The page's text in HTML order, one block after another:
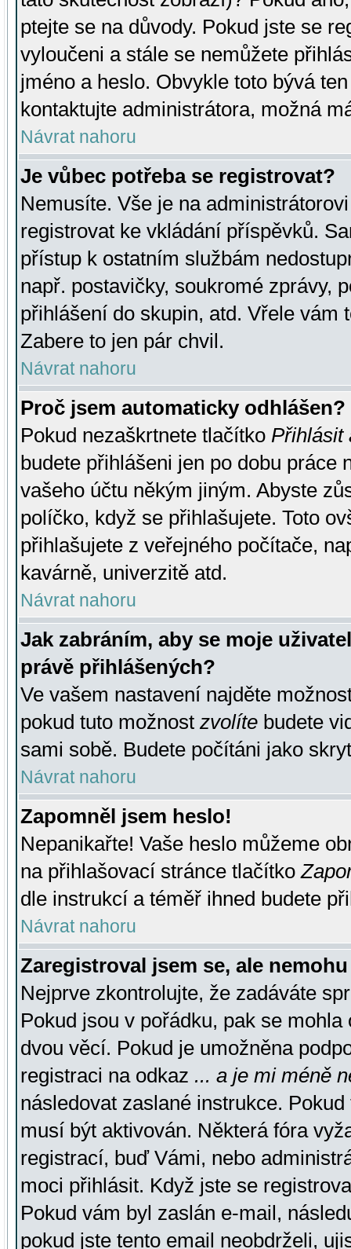
ptejte se na důvody. Pokud jste se
vyloučeni a stále se nemůžete
jméno a heslo. Obvykle toto bývá
kontaktujte administrátora, možná
Návrat nahoru
Je vůbec potřeba se registrovat?
Nemusíte. Vše je na
registrovat ke vkládání příspěvků.
přístup k ostatním službám
např. postavičky, soukromé zprávy,
přihlášení do skupin, atd. Vřele vám
Zabere to jen pár chvil.
Návrat nahoru
Proč jsem automaticky odhlášen?
Pokud nezaškrtnete tlačítko Přihlásit
budete přihlášeni jen po dobu práce
vašeho účtu někým jiným. Abyste
políčko, když se přihlašujete. Toto
přihlašujete z veřejného počítače,
kavárně, univerzitě atd.
Návrat nahoru
Jak zabráním, aby se moje
právě přihlášených?
Ve vašem nastavení najděte
pokud tuto možnost zvolíte budete
sami sobě. Budete počítáni jako
Návrat nahoru
Zapomněl jsem heslo!
Nepanikařte! Vaše heslo můžeme
na přihlašovací stránce tlačítko
dle instrukcí a téměř ihned budete
Návrat nahoru
Zaregistroval jsem se, ale
Nejprve zkontrolujte, že zadáváte
Pokud jsou v pořádku, pak se
dvou věcí. Pokud je umožněna
registraci na odkaz ... a je mi méně
následovat zaslané instrukce.
musí být aktivován. Některá fóra
registrací, buď Vámi, nebo
moci přihlásit. Když jste se
Pokud vám byl zaslán e-mail,
pokud jste tento email neobdrželi,